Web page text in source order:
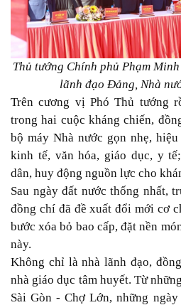
Thủ tướng Chính phủ Phạm
lãnh đạo Đảng, Nhà
Trên cương vị Phó Thủ tướng
trong hai cuộc kháng chiến,
bộ máy Nhà nước gọn nhẹ,
kinh tế, văn hóa, giáo dục, y
dân, huy động nguồn lực cho
Sau ngày đất nước thống nhất,
đồng chí đã đề xuất đổi mới cơ
bước xóa bỏ bao cấp, đặt nền
này.
Không chỉ là nhà lãnh đạo,
nhà giáo dục tâm huyết. Từ
Sài Gòn - Chợ Lớn, những